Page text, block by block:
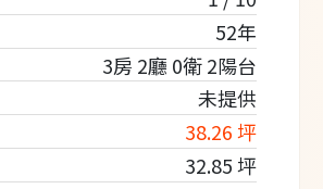
52年
3房 2廳 0衛 2陽台
未提供
38.26 坪
32.85 坪